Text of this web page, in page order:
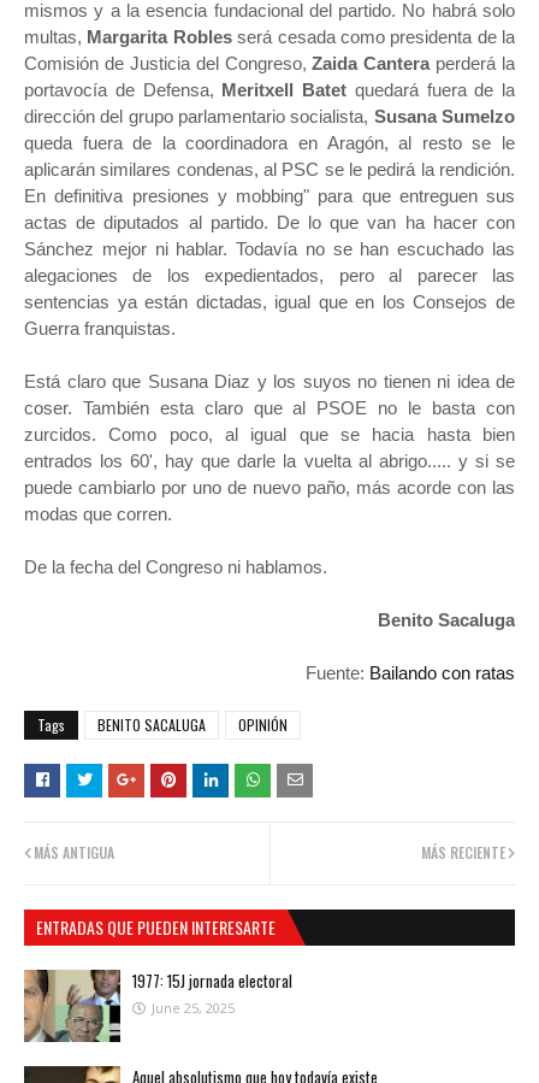
mismos y a la esencia fundacional del partido. No habrá solo
multas, Margarita Roblesserá cesada como presidenta de la
Comisión de Justicia del Congreso,Zaida Canteraperderá la
portavocía de Defensa, Meritxell Batet quedará fuera de la
dirección del grupo parlamentario socialista, Susana Sumelzo
queda fuera de la coordinadora en Aragón, al resto se le
aplicarán similares condenas, al PSC se le pedirá la rendición.
En definitiva presiones y mobbing" para que entreguen sus
actas de diputados al partido. De lo que van ha hacer con
Sánchez mejor ni hablar. Todavía no se han escuchado las
alegaciones de los expedientados, pero al parecer las
sentencias ya están dictadas, igual que en los Consejos de
Guerra franquistas.
Está claro que Susana Diaz y los suyos no tienen ni idea de
coser. También esta claro que al PSOE no le basta con
zurcidos. Como poco, al igual que se hacia hasta bien
entrados los 60', hay que darle la vuelta al abrigo..... y si se
puede cambiarlo por uno de nuevo paño, más acorde con las
modas que corren.
De la fecha del Congreso ni hablamos.
Benito Sacaluga
Fuente: Bailando con ratas
Tags BENITO SACALUGA OPINIÓN
MÁS RECIENTE
MÁS ANTIGUA
ENTRADAS QUE PUEDEN INTERESARTE
1977: 15J jornada electoral
June 25, 2025
Aquel absolutismo que hoy todavía existe